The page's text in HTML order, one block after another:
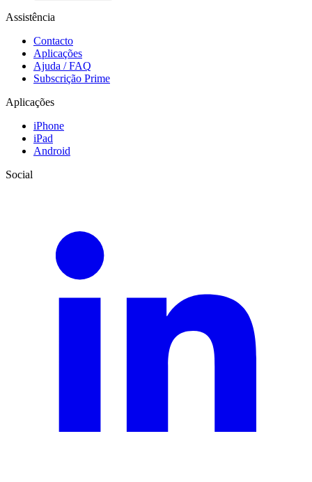
Assistência
Contacto
Aplicações
Ajuda / FAQ
Subscrição Prime
Aplicações
iPhone
iPad
Android
Social